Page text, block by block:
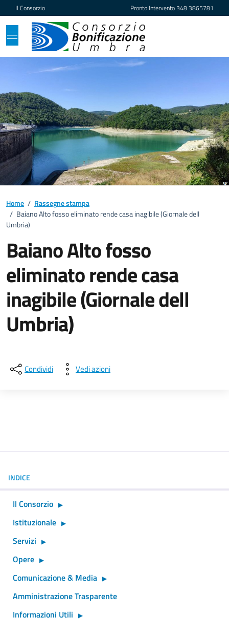
Vai ai contenuti
Vai al footer
Il Consorzio Pronto Intervento348 3865781
Home / Rassegne stampa
/ Baiano Alto fosso eliminato rende casa inagibile (Giornale dell
Umbria)
Baiano Alto fosso
eliminato rende casa
inagibile (Giornale dell
Umbria)
Condividi Vedi azioni
INDICE
Il Consorzio
Istituzionale
Servizi
Opere
Comunicazione & Media
Amministrazione Trasparente
Informazioni Utili